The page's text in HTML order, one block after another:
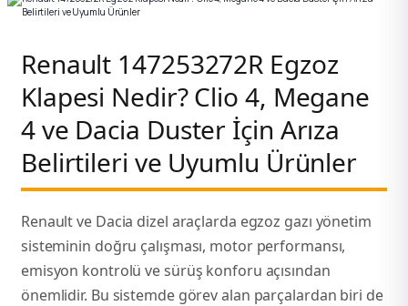
Parça
Parça
Renault 147253272R Egzoz
Klapesi Nedir? Clio 4, Megane
4 ve Dacia Duster İçin Arıza
Belirtileri ve Uyumlu Ürünler
Renault ve Dacia dizel araçlarda egzoz gazı yönetim
sisteminin doğru çalışması, motor performansı,
emisyon kontrolü ve sürüş konforu açısından
önemlidir. Bu sistemde görev alan parçalardan biri de